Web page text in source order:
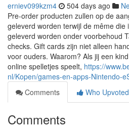
erniev099kzm4 504 days ago
Pre-order producten zullen op de
geleverd worden terwijl de même die
geleverd worden onder voorbehoud
checks. Gift cards zijn niet alleen
voor ouders. Waarom? Als jij een
online spelletjes speelt, https://
nl/Kopen/games-en-apps-Nintendo-
Comments
Who Upvoted
Comments